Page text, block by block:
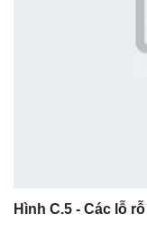
Hình C.5 - Các lỗ